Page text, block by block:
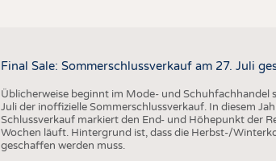
Final Sale: Sommerschlussverkauf am 27. Juli
Üblicherweise beginnt im Mode- und Schuhfachhandel
Juli der inoffizielle Sommerschlussverkauf. In diesem
Schlussverkauf markiert den End- und Höhepunkt der
Wochen läuft. Hintergrund ist, dass die Herbst-/
geschaffen werden muss.